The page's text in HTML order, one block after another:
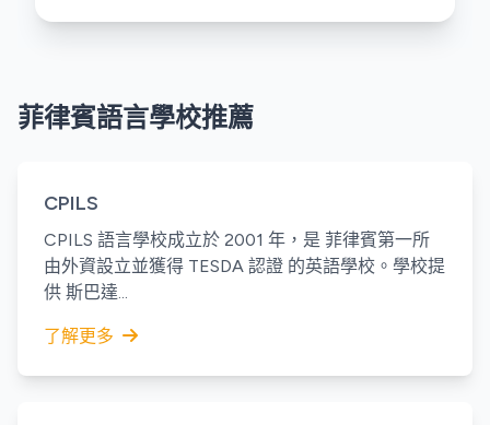
菲律賓語言學校推薦
CPILS
CPILS 語言學校成立於 2001 年，是 菲律賓第一所
由外資設立並獲得 TESDA 認證 的英語學校。學校提
供 斯巴達...
了解更多